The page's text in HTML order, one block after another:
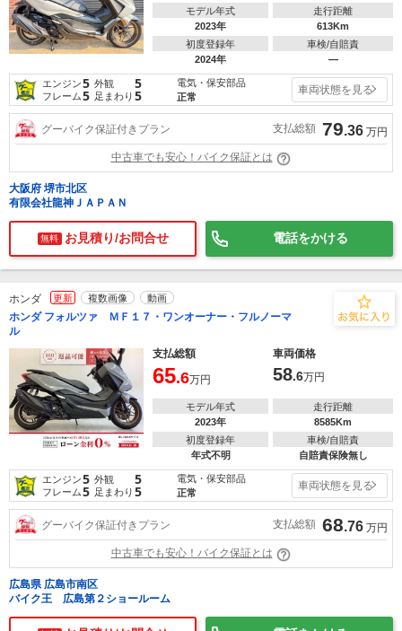
モデル年式
2023年
走行距離
613Km
初度登録年
2024年
車検/自賠責
―
エンジン5 外観 5
フレーム5 足まわり 5
電気・保安部品
正常
車両状態を見る
グーバイク保証付きプラン 支払総額 79.36 万円
中古車でも安心！バイク保証とは
大阪府 堺市北区
有限会社龍神ＪＡＰＡＮ
無料 お見積り/お問合せ 電話をかける
ホンダ 更新 複数画像 動画
ホンダ フォルツァ ＭＦ１７・ワンオーナー・フルノーマ
ル
支払総額
車両価格
65.6万円 58.6万円
モデル年式
2023年
走行距離
8585Km
初度登録年
年式不明
車検/自賠責
自賠責保険無し
エンジン5 外観 5
フレーム5 足まわり 5
電気・保安部品
正常
車両状態を見る
グーバイク保証付きプラン 支払総額 68.76 万円
中古車でも安心！バイク保証とは
広島県 広島市南区
バイク王 広島第２ショールーム